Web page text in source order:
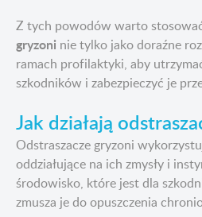
Z tych powodów warto
gryzoni nie tylko jako doraźne
ramach profilaktyki, aby
szkodników i zabezpieczyć je
Jak działają
Odstraszacze gryzoni
oddziałujące na ich zmysły i
środowisko, które jest dla
zmusza je do opuszczenia